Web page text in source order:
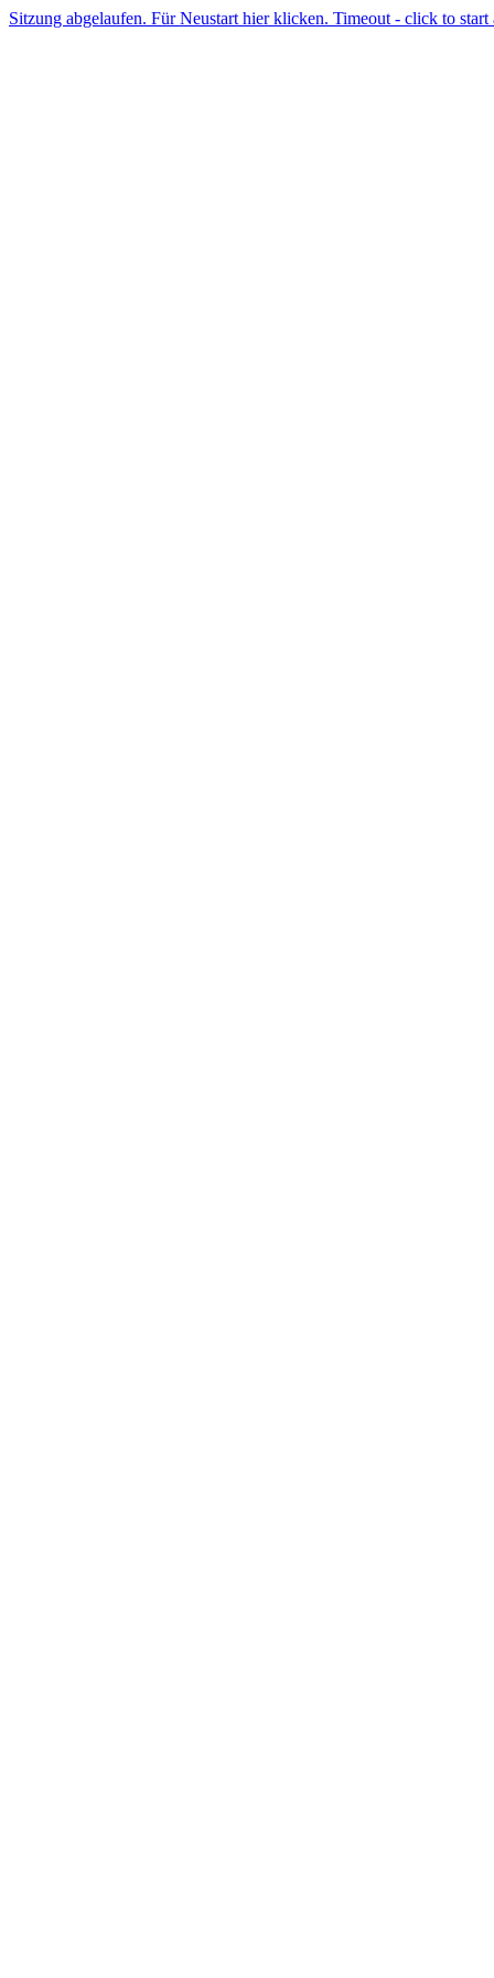
Sitzung abgelaufen. Für Neustart hier klicken. Timeout - click to start